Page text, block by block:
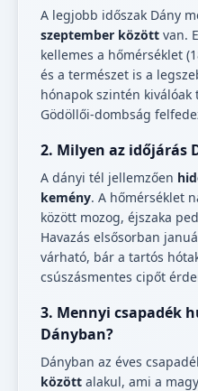
A legjobb időszak Dány
szeptember között van.
kellemes a hőmérséklet
és a természet is a
hónapok szintén kiválóak
Gödöllői-dombság
2. Milyen az időjárás
A dányi tél jellemzően
kemény. A hőmérséklet
között mozog, éjszaka
Havazás elsősorban
várható, bár a tartós
csúszásmentes cipőt
3. Mennyi csapadék
Dányban?
Dányban az éves
között alakul, ami a